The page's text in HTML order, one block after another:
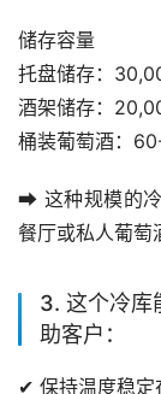
储存容量
托盘储存：
酒架储存：
桶装葡萄酒：
➡ 这种规模的冷
餐厅或私人葡萄
3. 这个冷库
助客户：
✔ 保持温度稳定